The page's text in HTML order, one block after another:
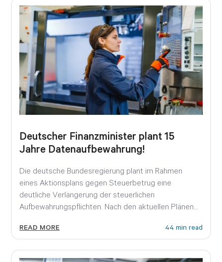
Deutscher Finanzminister plant 15
Jahre Datenaufbewahrung!
Die deutsche Bundesregierung plant im Rahmen
eines Aktionsplans gegen Steuerbetrug eine
deutliche Verlängerung der steuerlichen
Aufbewahrungspflichten. Nach den aktuellen Plänen
READ MORE 44 min read